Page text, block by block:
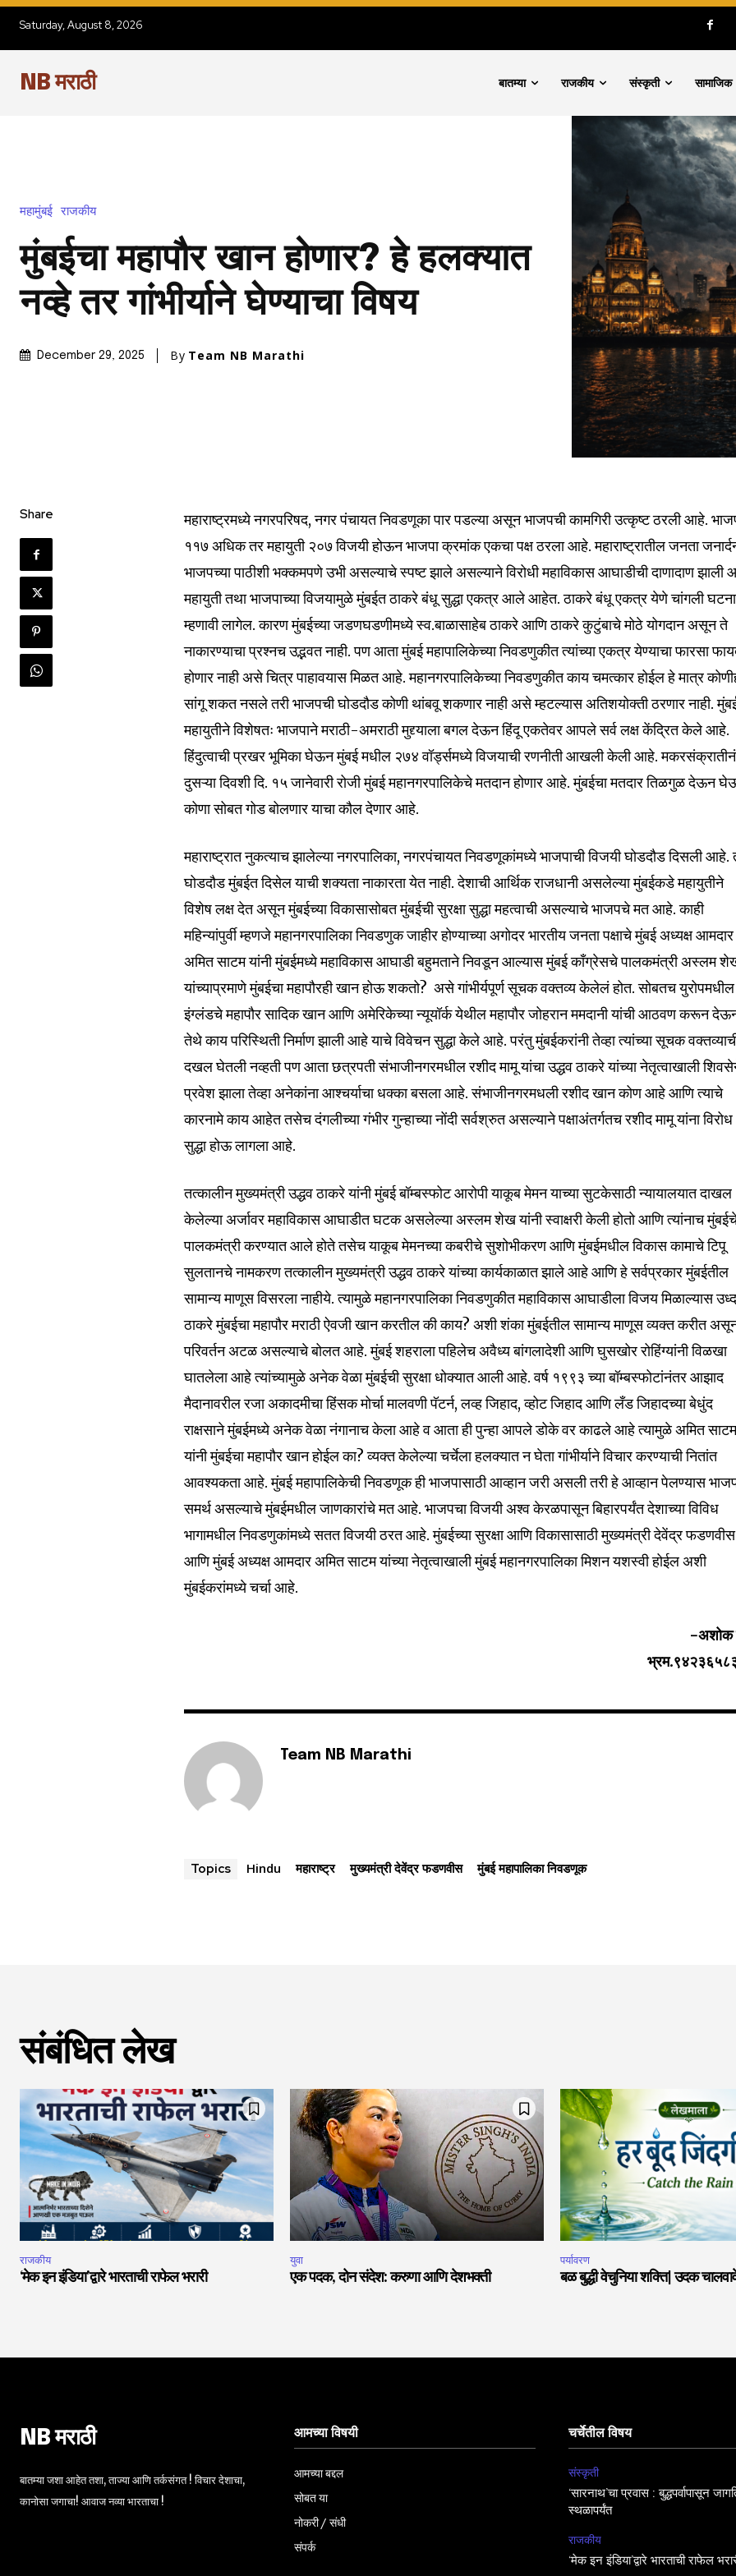
Join our community of
SUBSCRIBERS and be part
of the conversation.
To subscribe, simply enter your email address on our website or click
the subscribe button below. Don't worry, we respect your privacy and
won't spam your inbox. Your information is safe with us.
I've read and
6,300
Saturday, August 8, 2026
NB मराठी बातम्या राजकीय संस्कृती सामाजिक
महामुंबई राजकीय
मुंबईचा महापौर खान होणार? हे हलक्यात
नव्हे तर गांभीर्याने घेण्याचा विषय
December 29, 2025 By Team NB Marathi
Share
महाराष्ट्रमध्ये नगरपरिषद, नगर पंचायत निवडणूका पार पडल्या असून भाजपची कामगिरी उत्कृष्ट ठरली आहे.
११७ अधिक तर महायुती २०७ विजयी होऊन भाजपा क्रमांक एकचा पक्ष ठरला आहे. महाराष्ट्रातील जनता
भाजपच्या पाठीशी भक्कमपणे उभी असल्याचे स्पष्ट झाले असल्याने विरोधी महाविकास आघाडीची दाणादाण झाली
महायुती तथा भाजपाच्या विजयामुळे मुंबईत ठाकरे बंधू सुद्धा एकत्र आले आहेत. ठाकरे बंधू एकत्र येणे चांगली घटना
म्हणावी लागेल. कारण मुंबईच्या जडणघडणीमध्ये स्व.बाळासाहेब ठाकरे आणि ठाकरे कुटुंबाचे मोठे योगदान असून ते
नाकारण्याचा प्रश्नच उद्भवत नाही. पण आता मुंबई महापालिकेच्या निवडणुकीत त्यांच्या एकत्र येण्याचा फारसा
होणार नाही असे चित्र पाहावयास मिळत आहे. महानगरपालिकेच्या निवडणुकीत काय चमत्कार होईल हे मात्र
सांगू शकत नसले तरी भाजपची घोडदौड कोणी थांबवू शकणार नाही असे म्हटल्यास अतिशयोक्ती ठरणार नाही.
महायुतीने विशेषतः भाजपाने मराठी-अमराठी मुद्द्याला बगल देऊन हिंदू एकतेवर आपले सर्व लक्ष केंद्रित केले आहे.
हिंदुत्वाची प्रखर भूमिका घेऊन मुंबई मधील २७४ वॉर्ड्समध्ये विजयाची रणनीती आखली केली आहे.
दुसऱ्या दिवशी दि. १५ जानेवारी रोजी मुंबई महानगरपालिकेचे मतदान होणार आहे. मुंबईचा मतदार तिळगुळ देऊन
कोणा सोबत गोड बोलणार याचा कौल देणार आहे.
महाराष्ट्रात नुकत्याच झालेल्या नगरपालिका, नगरपंचायत निवडणूकांमध्ये भाजपाची विजयी घोडदौड दिसली आहे.
घोडदौड मुंबईत दिसेल याची शक्यता नाकारता येत नाही. देशाची आर्थिक राजधानी असलेल्या मुंबईकडे महायुतीने
विशेष लक्ष देत असून मुंबईच्या विकासासोबत मुंबईची सुरक्षा सुद्धा महत्वाची असल्याचे भाजपचे मत आहे. काही
महिन्यांपुर्वी म्हणजे महानगरपालिका निवडणुक जाहीर होण्याच्या अगोदर भारतीय जनता पक्षाचे मुंबई अध्यक्ष आमदार
अमित साटम यांनी मुंबईमध्ये महाविकास आघाडी बहुमताने निवडून आल्यास मुंबई कॉंग्रेसचे पालकमंत्री अस्लम
यांच्याप्रमाणे मुंबईचा महापौरही खान होऊ शकतो? असे गांभीर्यपूर्ण सूचक वक्तव्य केलेलं होत. सोबतच युरोपमधील
इंग्लंडचे महापौर सादिक खान आणि अमेरिकेच्या न्यूयॉर्क येथील महापौर जोहरान ममदानी यांची आठवण करून
तेथे काय परिस्थिती निर्माण झाली आहे याचे विवेचन सुद्धा केले आहे. परंतु मुंबईकरांनी तेव्हा त्यांच्या सूचक
दखल घेतली नव्हती पण आता छत्रपती संभाजीनगरमधील रशीद मामू यांचा उद्धव ठाकरे यांच्या नेतृत्वाखाली
प्रवेश झाला तेव्हा अनेकांना आश्चर्याचा धक्का बसला आहे. संभाजीनगरमधली रशीद खान कोण आहे आणि त्याचे
कारनामे काय आहेत तसेच दंगलीच्या गंभीर गुन्हाच्या नोंदी सर्वश्रुत असल्याने पक्षाअंतर्गतच रशीद मामू यांना विरोध
सुद्धा होऊ लागला आहे.
तत्कालीन मुख्यमंत्री उद्धव ठाकरे यांनी मुंबई बॉम्बस्फोट आरोपी याकूब मेमन याच्या सुटकेसाठी न्यायालयात दाखल
केलेल्या अर्जावर महाविकास आघाडीत घटक असलेल्या अस्लम शेख यांनी स्वाक्षरी केली होतो आणि त्यांनाच
पालकमंत्री करण्यात आले होते तसेच याकूब मेमनच्या कबरीचे सुशोभीकरण आणि मुंबईमधील विकास कामाचे टिपू
सुलतानचे नामकरण तत्कालीन मुख्यमंत्री उद्धव ठाकरे यांच्या कार्यकाळात झाले आहे आणि हे सर्वप्रकार मुंबईतील
सामान्य माणूस विसरला नाहीये. त्यामुळे महानगरपालिका निवडणुकीत महाविकास आघाडीला विजय मिळाल्यास
ठाकरे मुंबईचा महापौर मराठी ऐवजी खान करतील की काय? अशी शंका मुंबईतील सामान्य माणूस व्यक्त करीत
परिवर्तन अटळ असल्याचे बोलत आहे. मुंबई शहराला पहिलेच अवैध्य बांगलादेशी आणि घुसखोर रोहिंग्यांनी विळखा
घातलेला आहे त्यांच्यामुळे अनेक वेळा मुंबईची सुरक्षा धोक्यात आली आहे. वर्ष १९९३ च्या बॉम्बस्फोटांनंतर आझाद
मैदानावरील रजा अकादमीचा हिंसक मोर्चा मालवणी पॅटर्न, लव्ह जिहाद, व्होट जिहाद आणि लँड जिहादच्या बेधुंद
राक्षसाने मुंबईमध्ये अनेक वेळा नंगानाच केला आहे व आता ही पुन्हा आपले डोके वर काढले आहे त्यामुळे अमित
यांनी मुंबईचा महापौर खान होईल का? व्यक्त केलेल्या चर्चेला हलक्यात न घेता गांभीर्याने विचार करण्याची नितांत
आवश्यकता आहे. मुंबई महापालिकेची निवडणूक ही भाजपासाठी आव्हान जरी असली तरी हे आव्हान पेलण्यास
समर्थ असल्याचे मुंबईमधील जाणकारांचे मत आहे. भाजपचा विजयी अश्व केरळपासून बिहारपर्यंत देशाच्या विविध
भागामधील निवडणुकांमध्ये सतत विजयी ठरत आहे. मुंबईच्या सुरक्षा आणि विकासासाठी मुख्यमंत्री देवेंद्र फडणवीस
आणि मुंबई अध्यक्ष आमदार अमित साटम यांच्या नेतृत्वाखाली मुंबई महानगरपालिका मिशन यशस्वी होईल अशी
मुंबईकरांमध्ये चर्चा आहे.
-अशोक
Team NB Marathi
Topics Hindu महाराष्ट्र मुख्यमंत्री देवेंद्र फडणवीस मुंबई महापालिका निवडणूक
संबंधित लेख
राजकीय
‘मेक इन इंडिया’द्वारे भारताची राफेल भरारी
युवा
एक पदक, दोन संदेश: करुणा आणि देशभक्ती
पर्यावरण
बळ बुद्धी वेचुनिया शक्ति| उदक
NB मराठी
बातम्या जशा आहेत तशा, ताज्या आणि तर्कसंगत ! विचार देशाचा,
कानोसा जगाचा! आवाज नव्या भारताचा !
आमच्या विषयी
आमच्या बद्दल
सोबत या
नोकरी / संधी
संपर्क
चर्चेतील विषय
संस्कृती
‘सारनाथ’चा प्रवास : बुद्धपर्वापासून
स्थळापर्यंत
राजकीय
‘मेक इन इंडिया’द्वारे भारताची राफेल